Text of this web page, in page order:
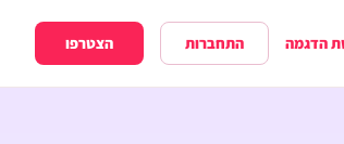
הדגמה התחברות הצטרפו